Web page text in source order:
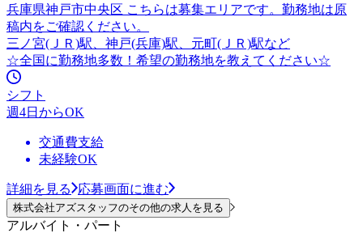
兵庫県神戸市中央区 こちらは募集エリアです。勤務地は原
稿内をご確認ください。
三ノ宮(ＪＲ)駅、神戸(兵庫)駅、元町(ＪＲ)駅など
☆全国に勤務地多数！希望の勤務地を教えてください☆
シフト
週4日からOK
交通費支給
未経験OK
詳細を見る 応募画面に進む
株式会社アズスタッフのその他の求人を見る
アルバイト・パート